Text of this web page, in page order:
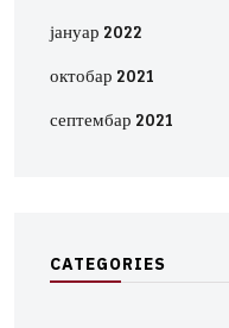
јануар 2022
октобар 2021
септембар 2021
CATEGORIES